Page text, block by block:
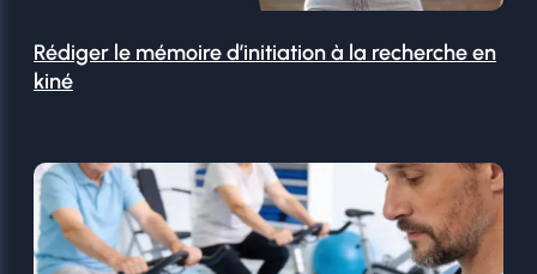
Rédiger le mémoire d’initiation à la recherche en
kiné